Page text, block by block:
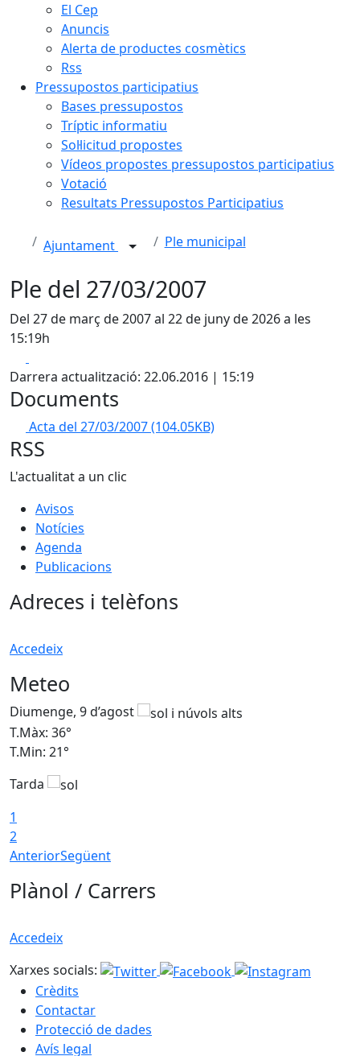
El Cep
Anuncis
Alerta de productes cosmètics
Rss
Pressupostos participatius
Bases pressupostos
Tríptic informatiu
Sol·licitud propostes
Vídeos propostes pressupostos participatius
Votació
Resultats Pressupostos Participatius
Ajuntament Ple municipal
Ple del 27/03/2007
Del 27 de març de 2007 al 22 de juny de 2026 a les
15:19h
Darrera actualització: 22.06.2016 | 15:19
Documents
Acta del 27/03/2007(104.05KB)
RSS
L'actualitat a un clic
Avisos
Notícies
Agenda
Publicacions
Adreces i telèfons
Accedeix
Meteo
Diumenge, 9 d’agost
T.Màx: 36°
T.Min: 21°
Tarda
1
2
AnteriorSegüent
Plànol / Carrers
Accedeix
Xarxes socials:
Crèdits
Contactar
Protecció de dades
Avís legal